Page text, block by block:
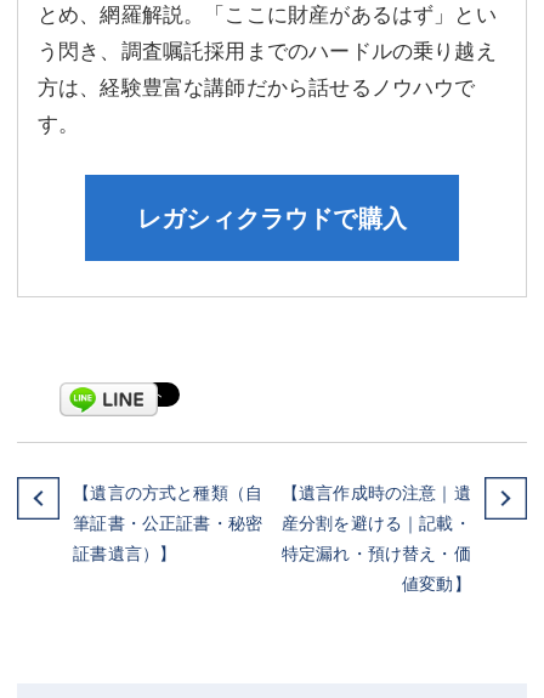
とめ、網羅解説。「ここに財産があるはず」とい
う閃き、調査嘱託採用までのハードルの乗り越え
方は、経験豊富な講師だから話せるノウハウで
す。
レガシィクラウドで購入
【遺言の方式と種類（自
筆証書・公正証書・秘密
証書遺言）】
【遺言作成時の注意｜遺
産分割を避ける｜記載・
特定漏れ・預け替え・価
値変動】